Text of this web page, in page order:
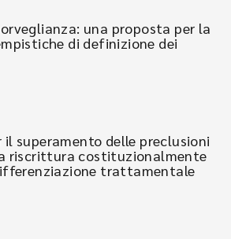
una proposta per la
di definizione dei
il superamento delle preclusioni
riscrittura costituzionalmente
trattamentale